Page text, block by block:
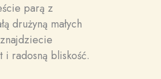
parą z
drużyną małych
radosną bliskość.